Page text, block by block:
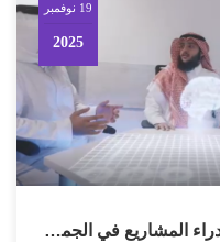
19 نوفمبر
2025
دورة ادوات الذكاء الاصطناعي لمدراء المشاريع في الجمعيات الاهليه